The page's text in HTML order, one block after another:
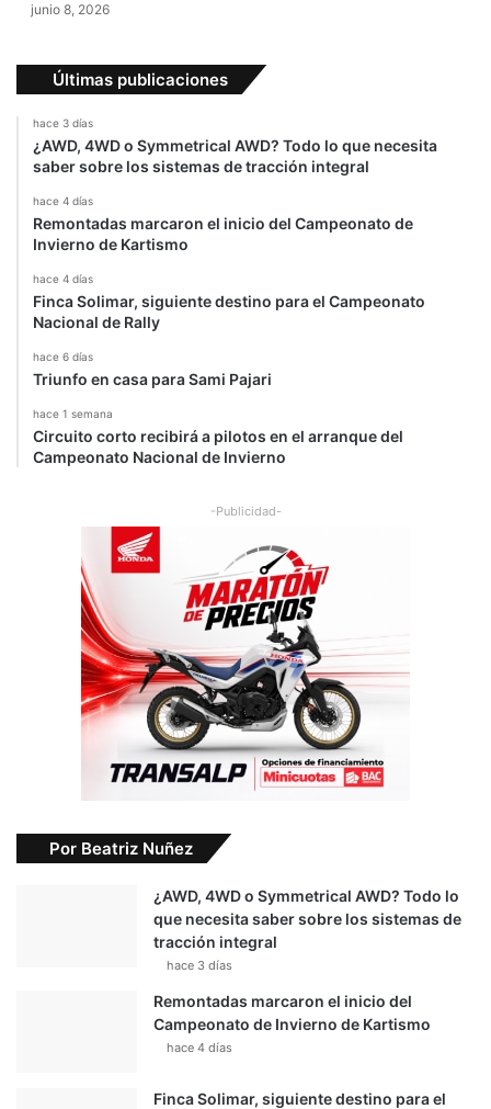
n
g
e
junio 8, 2026
Últimas publicaciones
hace 3 días
¿AWD, 4WD o Symmetrical AWD? Todo lo que necesita
saber sobre los sistemas de tracción integral
hace 4 días
Remontadas marcaron el inicio del Campeonato de
Invierno de Kartismo
hace 4 días
Finca Solimar, siguiente destino para el Campeonato
Nacional de Rally
hace 6 días
Triunfo en casa para Sami Pajari
hace 1 semana
Circuito corto recibirá a pilotos en el arranque del
Campeonato Nacional de Invierno
-Publicidad-
Por Beatriz Nuñez
¿AWD, 4WD o Symmetrical AWD? Todo lo
que necesita saber sobre los sistemas de
tracción integral
hace 3 días
Remontadas marcaron el inicio del
Campeonato de Invierno de Kartismo
hace 4 días
Finca Solimar, siguiente destino para el